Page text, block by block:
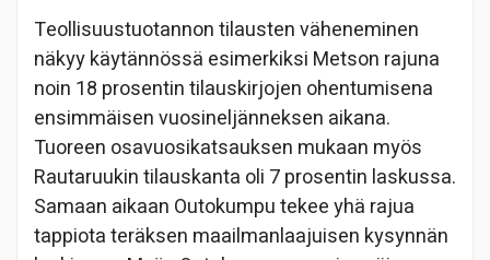
Teollisuustuotannon tilausten väheneminen
näkyy käytännössä esimerkiksi Metson rajuna
noin 18 prosentin tilauskirjojen ohentumisena
ensimmäisen vuosineljänneksen aikana.
Tuoreen osavuosikatsauksen mukaan myös
Rautaruukin tilauskanta oli 7 prosentin laskussa.
Samaan aikaan Outokumpu tekee yhä rajua
tappiota teräksen maailmanlaajuisen kysynnän